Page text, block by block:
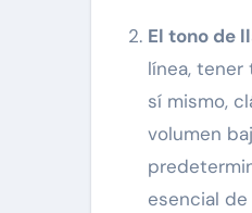
El tono de
línea, tener
sí mismo,
volumen
esencial